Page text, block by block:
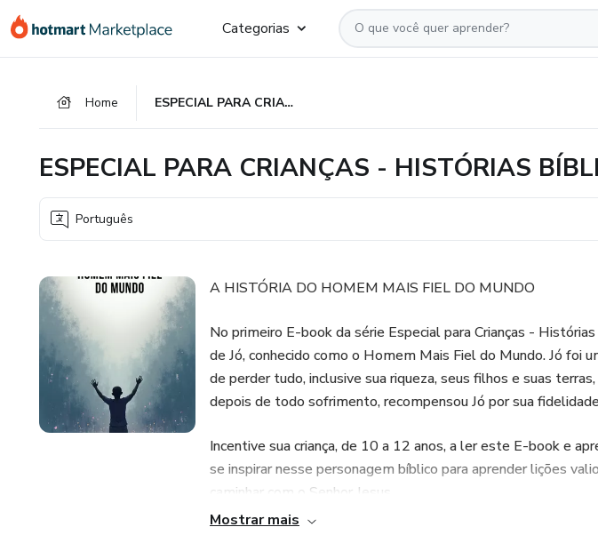
para
para
para
Categorias
Home ESPECIAL PARA CRIANÇAS - HISTÓRIAS BÍBLICAS
ESPECIAL PARA CRIANÇAS - HISTÓRIAS
Português
A HISTÓRIA DO HOMEM MAIS FIEL DO MUNDO
No primeiro E-book da série Especial para Crianças -
de Jó, conhecido como o Homem Mais Fiel do Mundo. Jó foi
de perder tudo, inclusive sua riqueza, seus filhos e suas
depois de todo sofrimento, recompensou Jó por sua
Incentive sua criança, de 10 a 12 anos, a ler este E-book e
se inspirar nesse personagem bíblico para aprender lições
caminhar com o Senhor Jesus.
Mostrar mais